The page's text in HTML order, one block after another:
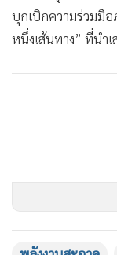
บุกเบิกความร่วมมือ
หนึ่งเส้นทาง” ที่นำ